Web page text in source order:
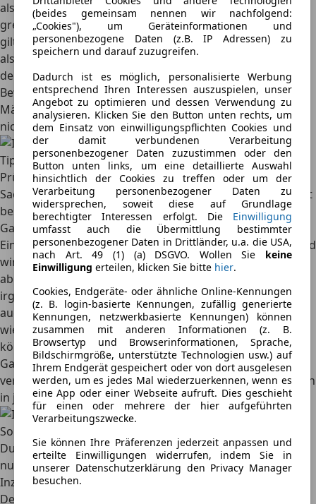
(beides gemeinsam nennen wir nachfolgend:
„Cookies"), um Geräteinformationen und
personenbezogene Daten (z.B. IP Adressen) zu
speichern und darauf zuzugreifen.
Dadurch ist es möglich, personalisierte Werbung
entsprechend Ihren Interessen auszuspielen, unser
Angebot zu optimieren und dessen Verwendung zu
analysieren. Klicken Sie den Button unten rechts, um
dem Einsatz von einwilligungspflichten Cookies und
der damit verbundenen Verarbeitung
personenbezogener Daten zuzustimmen oder den
Button unten links, um eine detaillierte Auswahl
hinsichtlich der Cookies zu treffen oder um der
Verarbeitung personenbezogener Daten zu
widersprechen, soweit diese auf Grundlage
berechtigter Interessen erfolgt. Die Einwilligung
umfasst auch die Übermittlung bestimmter
personenbezogener Daten in Drittländer, u.a. die USA,
nach Art. 49 (1) (a) DSGVO. Wollen Sie keine
Einwilligung erteilen, klicken Sie bitte hier.
Cookies, Endgeräte- oder ähnliche Online-Kennungen
(z. B. login-basierte Kennungen, zufällig generierte
Kennungen, netzwerkbasierte Kennungen) können
zusammen mit anderen Informationen (z. B.
Browsertyp und Browserinformationen, Sprache,
Bildschirmgröße, unterstützte Technologien usw.) auf
Ihrem Endgerät gespeichert oder von dort ausgelesen
werden, um es jedes Mal wiederzuerkennen, wenn es
eine App oder einer Webseite aufruft. Dies geschieht
für einen oder mehrere der hier aufgeführten
Verarbeitungszwecke.
Sie können Ihre Präferenzen jederzeit anpassen und
erteilte Einwilligungen widerrufen, indem Sie in
unserer Datenschutzerklärung den Privacy Manager
besuchen.
also erst, ob die Sachmängelhaftung/Gewährleistung
greift. Bedenke aber, dass diese nur für einen Sachmangel
gilt, der schon beim Kauf bestand. Nachweisen musst du
als Käufer das ab dem siebten Monat nach Autokauf, in
den ersten sechs Monaten steht der Verkäufer in der
Beweispflicht. Eine Garantie gilt darüber hinausauchfür
Mängel, dieinnerhalb der Garantiezeitauftreten, falls sie
nicht von der Garantie ausgeschlossen wurden.
Tipp: Bei Mangel zuerst Gewährleistung prüfen
Prüfe beim Auftreten eines Mangels, ob dieser unter die
Sachmängelhaftung oder die Garantie fällt. Ersteres ist oft
besser, da hier keine Selbstbeteiligung gegeben ist.
Garantie beim privaten Autoverkauf
Ein privater Verkäufer muss dir keine Garantien geben und
wird das in der Regel auch nicht tun. Macht ein Verkäufer
aber im Hinblick auf Eigenschaften des Fahrzeugs
irgendwelche Garantiezusagen, haftet er im Fall der Fälle
auch dafür. Gerade vertraglich vereinbarte Wendungen
wie
„technisch einwandfrei“oder„100% in Ordnung“
können, streng ausgelegt, in diesem Zusammenhang eine
Garantiezusage des Verkäufers darstellen. Für arglistig
verschwiegene Mängel haftet der private Verkäufer jedoch
in jedem Fall, sofern nachweisbar.
So wird dein neues Auto günstier:
Du hast dein neues Auto auf AutoScout24 entdeckt? Dann
nutze jetzt dein aktuelles Auto. Verkaufe es per
Inzahlungnahme
Deine Vorteile mit Inzahlungnahme: